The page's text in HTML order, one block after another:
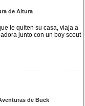
de Altura
le quiten su casa, viaja a
junto con un boy scout
de Buck